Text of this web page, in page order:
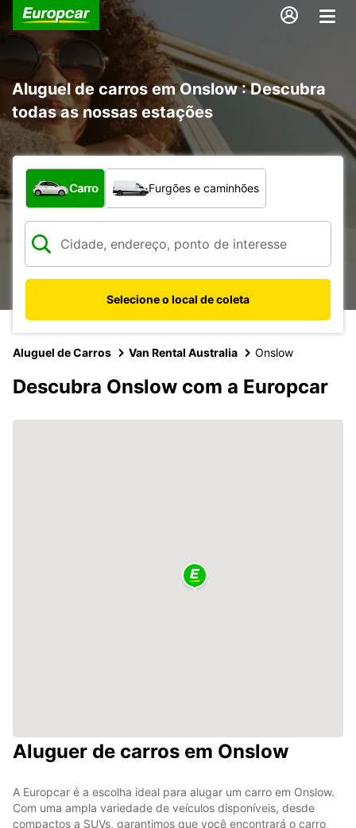
Aluguel de carros em Onslow : Descubra
todas as nossas estações
Qual tipo de veículo?
Carro Furgões e caminhões
Selecione o local de coleta
Aluguel de Carros Van Rental Australia Onslow
Descubra Onslow com a Europcar
Aluguer de carros em Onslow
A Europcar é a escolha ideal para alugar um carro em Onslow.
Com uma ampla variedade de veículos disponíveis, desde
compactos a SUVs, garantimos que você encontrará o carro